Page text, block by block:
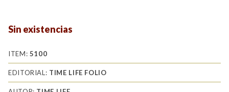
Sin existencias
ITEM: 5100
EDITORIAL: TIME LIFE FOLIO